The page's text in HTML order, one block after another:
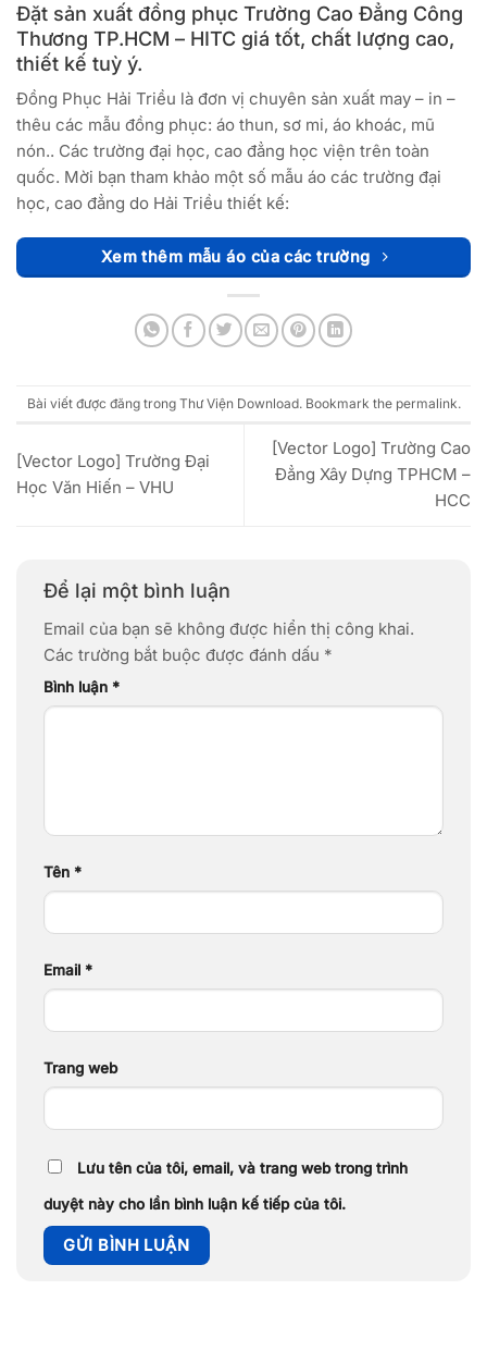
Đặt sản xuất đồng phục Trường Cao Đẳng Công
Thương TP.HCM – HITC giá tốt, chất lượng cao,
thiết kế tuỳ ý.
Đồng Phục Hải Triều là đơn vị chuyên sản xuất may – in –
thêu các mẫu đồng phục: áo thun, sơ mi, áo khoác, mũ
nón.. Các trường đại học, cao đẳng học viện trên toàn
quốc. Mời bạn tham khảo một số mẫu áo các trường đại
học, cao đẳng do Hải Triều thiết kế:
Xem thêm mẫu áo của các trường
Bài viết được đăng trong Thư Viện Download. Bookmark the permalink.
[Vector Logo] Trường Đại
Học Văn Hiến – VHU
[Vector Logo] Trường Cao
Đẳng Xây Dựng TPHCM –
HCC
Để lại một bình luận
Email của bạn sẽ không được hiển thị công khai.
Các trường bắt buộc được đánh dấu *
Bình luận *
Tên *
Email *
Trang web
Lưu tên của tôi, email, và trang web trong trình
duyệt này cho lần bình luận kế tiếp của tôi.